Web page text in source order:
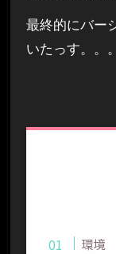
最終的にバー
いたっす。。
環境